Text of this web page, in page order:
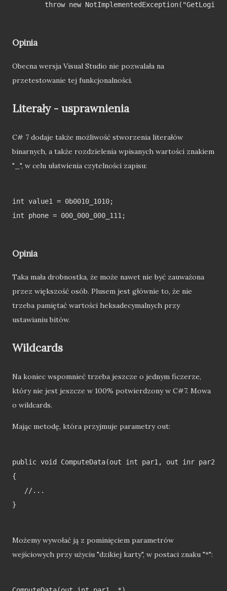
throw new
Opinia
Obecna wersja Visual Studio nie pozwalała na
przetestowanie tej funkcjonalności.
Literały - usprawnienia
C# 7 dodaje także możliwość stworzenia literałów
binarnych, a także rozdzielenia wpisanych wartości znakiem
"_", w celu ułatwienia czytelności zapisu:
int value1 = 0b0010_1010;
int phone = 000_000_000_111;
Opinia
Taka mała drobnostka, że może nawet nie być zauważona
przez większość osób. Plusem jest głównie to, że nie
trzeba pamiętać wartości heksadecymalnych przy
ustawianiu bitów.
Wildcards
Na koniec wspomnieć trzeba jeszcze o jednym ficzerze,
który nie jest jeszcze w 100% potwierdzony w C#7. Mowa
o wildcards.
Mając metodę, która przyjmuje parametry out:
public void ComputeData(out int par1, out inr par2,
{
   //...
}
Możemy wywołać ją z pominięciem parametrów
wejściowych przy użyciu "dzikiej karty", w postaci znaku "*":